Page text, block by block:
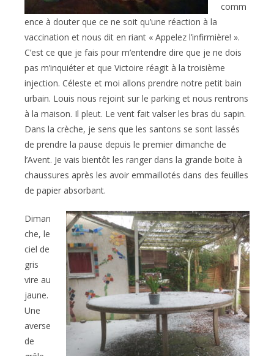
comm
ence à douter que ce ne soit qu’une réaction à la
vaccination et nous dit en riant « Appelez l’infirmière! ».
C’est ce que je fais pour m’entendre dire que je ne dois
pas m’inquiéter et que Victoire réagit à la troisième
injection. Céleste et moi allons prendre notre petit bain
urbain. Louis nous rejoint sur le parking et nous rentrons
à la maison. Il pleut. Le vent fait valser les bras du sapin.
Dans la crèche, je sens que les santons se sont lassés
de prendre la pause depuis le premier dimanche de
l’Avent. Je vais bientôt les ranger dans la grande boite à
chaussures après les avoir emmaillotés dans des feuilles
de papier absorbant.
Diman
che, le
ciel de
gris
vire au
jaune.
Une
averse
de